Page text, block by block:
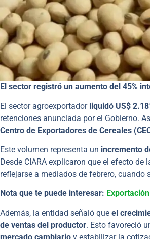
El sector registró un aumento del 45%
El sector agroexportador liquidó US$
retenciones anunciada por el Gobierno.
Centro de Exportadores de Cereales
Este volumen representa un incremento
Desde CIARA explicaron que el efecto
reflejarse a mediados de febrero,
Nota que te puede interesar:
Además, la entidad señaló que el
de ventas del productor. Esto favoreció